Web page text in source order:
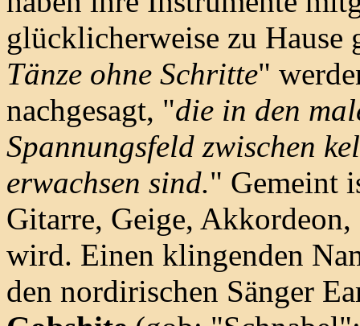
glücklicherweise zu Hause
Tänze ohne Schritte"
nachgesagt, "die in den
Spannungsfeld zwischen
erwachsen sind." Gemeint
Gitarre, Geige,
wird. Einen klingenden
den nordirischen Sänger